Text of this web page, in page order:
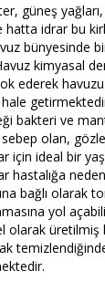
güneş
hatta idrar bu
bünyesinde
kimyasal
ederek havuzu
hale
bakteri ve
sebep olan,
için ideal bir
hastalığa
bağlı olarak
yol
olarak üretilmiş